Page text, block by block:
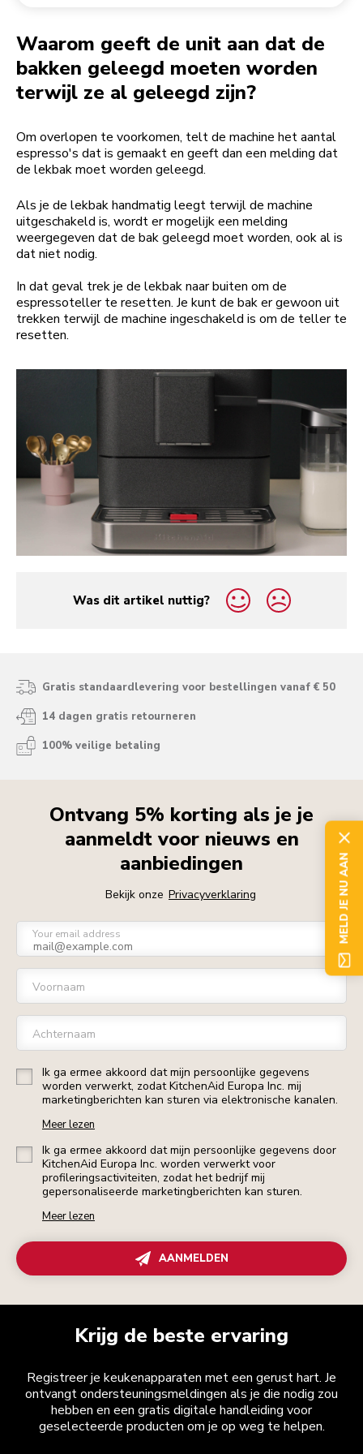
Waarom geeft de unit aan dat de
bakken geleegd moeten worden
terwijl ze al geleegd zijn?
Om overlopen te voorkomen, telt de machine het aantal
espresso's dat is gemaakt en geeft dan een melding dat
de lekbak moet worden geleegd.
Als je de lekbak handmatig leegt terwijl de machine
uitgeschakeld is, wordt er mogelijk een melding
weergegeven dat de bak geleegd moet worden, ook al is
dat niet nodig.
In dat geval trek je de lekbak naar buiten om de
espressoteller te resetten. Je kunt de bak er gewoon uit
trekken terwijl de machine ingeschakeld is om de teller te
resetten.
Was dit artikel nuttig?
yes
no
Gratis standaardlevering voor bestellingen vanaf € 50
14 dagen gratis retourneren
100% veilige betaling
Ontvang 5% korting als je je
aanmeldt voor nieuws en
aanbiedingen
Bekijk onze Privacyverklaring
Your email address
Voornaam
Achternaam
Ik ga ermee akkoord dat mijn persoonlijke gegevens
worden verwerkt, zodat KitchenAid Europa Inc. mij
marketingberichten kan sturen via elektronische kanalen.
Meer lezen
Ik ga ermee akkoord dat mijn persoonlijke gegevens door
KitchenAid Europa Inc. worden verwerkt voor
profileringsactiviteiten, zodat het bedrijf mij
gepersonaliseerde marketingberichten kan sturen.
Meer lezen
AANMELDEN
Krijg de beste ervaring
Registreer je keukenapparaten met een gerust hart. Je
ontvangt ondersteuningsmeldingen als je die nodig zou
hebben en een gratis digitale handleiding voor
geselecteerde producten om je op weg te helpen.
MELD JE NU AAN